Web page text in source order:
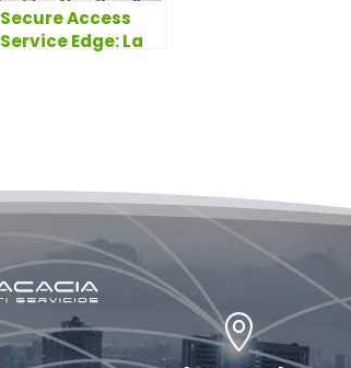
Secure Access
Service Edge: La
